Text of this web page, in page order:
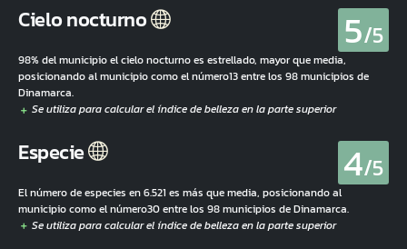
Cielo nocturno 5/5
98% del municipio el cielo nocturno es estrellado, mayor que media,
posicionando al municipio como el número13 entre los 98 municipios de
Dinamarca.
Especie 4/5
El número de especies en 6.521 es más que media, posicionando al
municipio como el número30 entre los 98 municipios de Dinamarca.